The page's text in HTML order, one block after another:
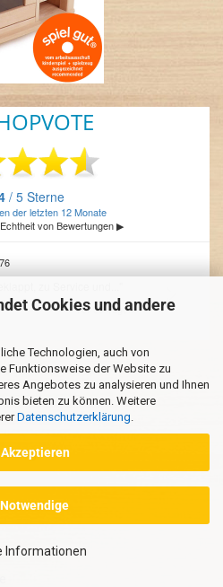
Cookies und andere
Technologien, auch von
Funktionsweise der Website zu
Angebotes zu analysieren und Ihnen
bieten zu können. Weitere
Datenschutzerklärung
Informationen